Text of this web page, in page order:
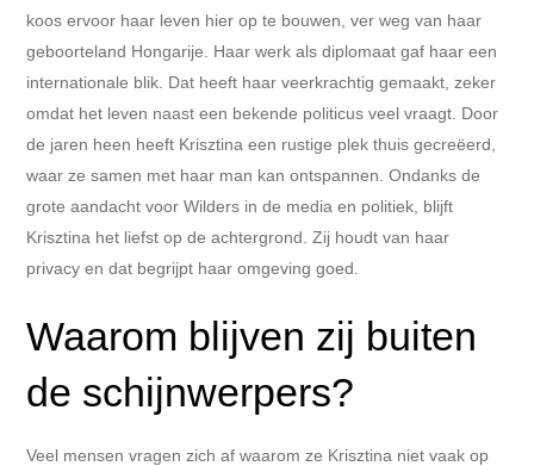
koos ervoor haar leven hier op te bouwen, ver weg van haar
geboorteland Hongarije. Haar werk als diplomaat gaf haar een
internationale blik. Dat heeft haar veerkrachtig gemaakt, zeker
omdat het leven naast een bekende politicus veel vraagt. Door
de jaren heen heeft Krisztina een rustige plek thuis gecreëerd,
waar ze samen met haar man kan ontspannen. Ondanks de
grote aandacht voor Wilders in de media en politiek, blijft
Krisztina het liefst op de achtergrond. Zij houdt van haar
privacy en dat begrijpt haar omgeving goed.
Waarom blijven zij buiten
de schijnwerpers?
Veel mensen vragen zich af waarom ze Krisztina niet vaak op